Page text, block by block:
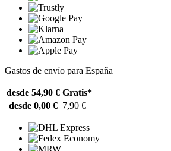
Gastos de envío para España
desde 54,90 € Gratis*
desde 0,00 € 7,90 €